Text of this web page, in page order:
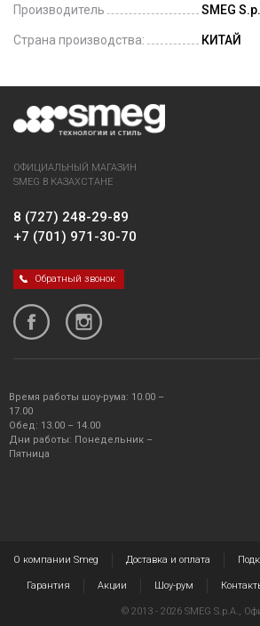
Производитель SMEG
Страна производства: КИТАЙ
ОФИЦИАЛЬНЫЙ МАГАЗИН
SMEG В КАЗАХСТАНЕ
8 (727) 248-29-89
+7 (701) 971-30-70
Обратный звонок
Время работы шоу-рума: 10.00 –
17.00
Обед: 13.00 – 14.00
Дни работы: Понедельник –
Пятница
О компании Smeg Доставка и оплата
Гарантия Акции Шоу-рум
© 2013 - 2026 SMEG S.p.A.,